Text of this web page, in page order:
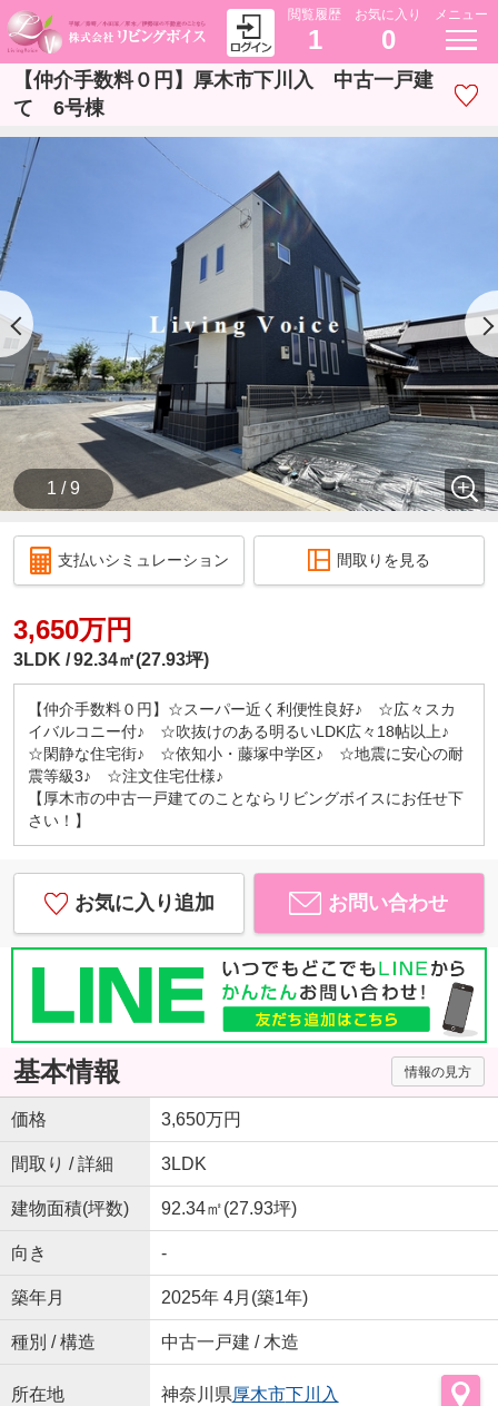
閲覧履歴
1
お気に入り
0
メニュー
【仲介手数料０円】厚木市下川入 中古一戸建
て 6号棟
1 / 9
支払いシミュレーション 間取りを見る
3,650万円
3LDK 92.34㎡(27.93坪)
【仲介手数料０円】☆スーパー近く利便性良好♪ ☆広々スカ
イバルコニー付♪ ☆吹抜けのある明るいLDK広々18帖以上♪
☆閑静な住宅街♪ ☆依知小・藤塚中学区♪ ☆地震に安心の耐
震等級3♪ ☆注文住宅仕様♪
【厚木市の中古一戸建てのことならリビングボイスにお任せ下
さい！】
お気に入り追加 お問い合わせ
基本情報 情報の見方
価格 3,650万円
間取り / 詳細 3LDK
建物面積(坪数) 92.34㎡(27.93坪)
向き -
築年月 2025年 4月(築1年)
種別 / 構造 中古一戸建 / 木造
所在地 神奈川県厚木市下川入